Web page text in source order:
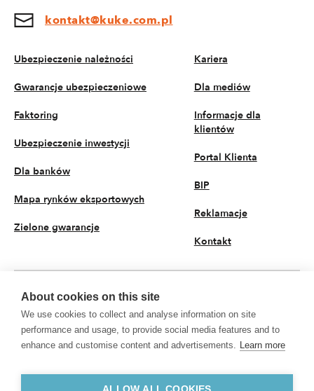
kontakt@kuke.com.pl
Ubezpieczenie należności
Gwarancje ubezpieczeniowe
Faktoring
Ubezpieczenie inwestycji
Dla banków
Mapa rynków eksportowych
Zielone gwarancje
Kariera
Dla mediów
Informacje dla
klientów
Portal Klienta
BIP
Reklamacje
Kontakt
© 2026 KUKE S.A. Wszystkie prawa zastrzeżone
Polityka prywatności
Przetwarzanie danych osobowych
KUKE S.A. z siedzibą przy ul. Kruczej 50, 00-025 Warszawa, Sąd Rejonowy dla
m.st. Warszawy w Warszawie, XII Wydział Gospodarczy Krajowego Rejestru
PL
About cookies on this site
We use cookies to collect and analyse information on site
performance and usage, to provide social media features and to
enhance and customise content and advertisements. Learn more